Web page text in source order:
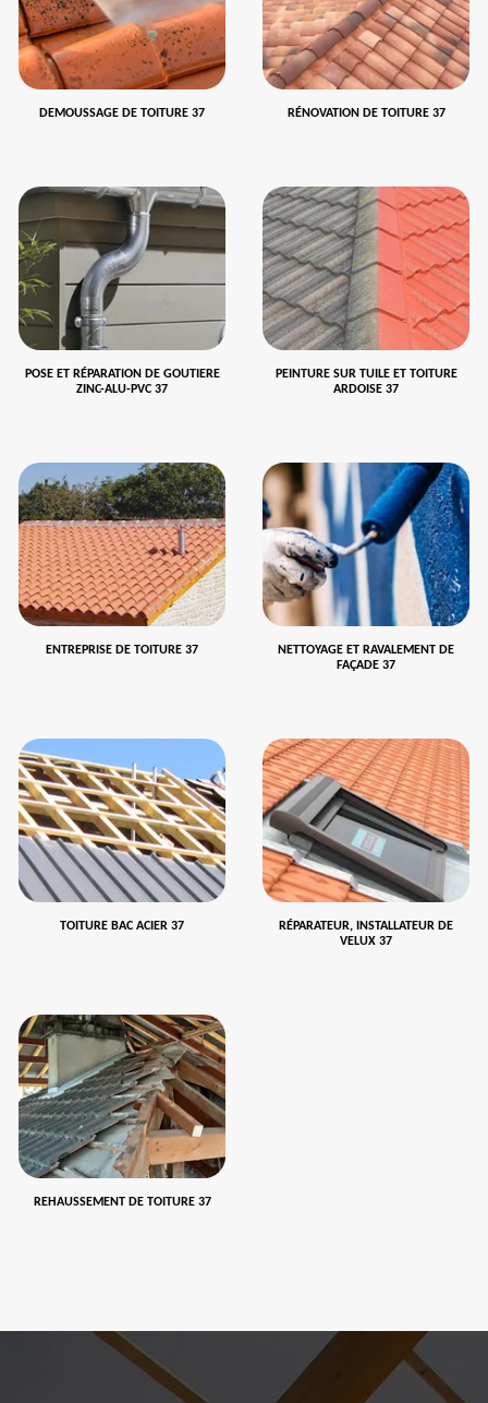
DEMOUSSAGE DE TOITURE 37 RÉNOVATION DE TOITURE 37
POSE ET RÉPARATION DE GOUTIERE
ZINC-ALU-PVC 37
PEINTURE SUR TUILE ET TOITURE
ARDOISE 37
ENTREPRISE DE TOITURE 37
NETTOYAGE ET RAVALEMENT DE
FAÇADE 37
TOITURE BAC ACIER 37
RÉPARATEUR, INSTALLATEUR DE
VELUX 37
REHAUSSEMENT DE TOITURE 37